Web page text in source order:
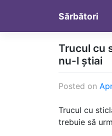
content
Sărbători
Trucul cu
nu-l știai
Posted on
Trucul cu
trebuie să